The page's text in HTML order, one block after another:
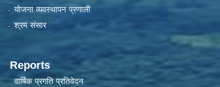
योजना व्यवस्थापन प्रणाली
श्रम संसार
Reports
वार्षिक प्रगति प्रतिवेदन